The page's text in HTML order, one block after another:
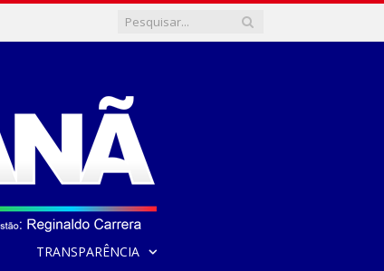
TRANSPARÊNCIA